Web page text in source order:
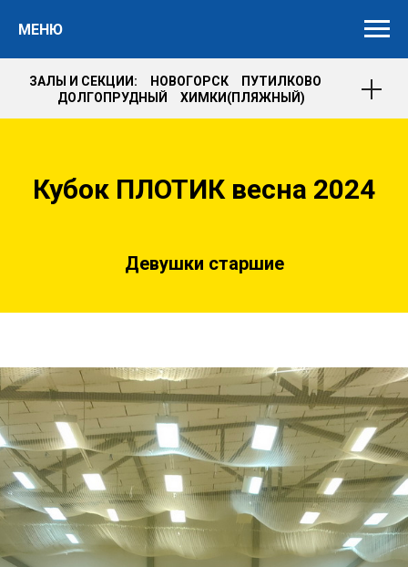
МЕНЮ
ЗАЛЫ И СЕКЦИИ: НОВОГОРСК ПУТИЛКОВО
ДОЛГОПРУДНЫЙ ХИМКИ(ПЛЯЖНЫЙ)
Кубок ПЛОТИК весна 2024
Девушки старшие